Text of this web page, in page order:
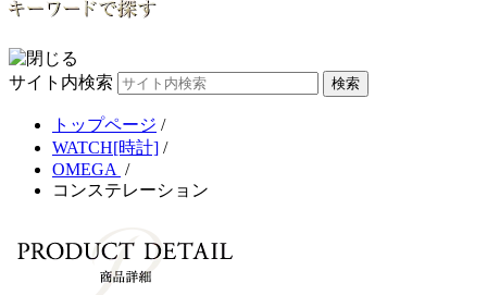
サイト内検索
トップページ /
WATCH[時計] /
OMEGA /
コンステレーション